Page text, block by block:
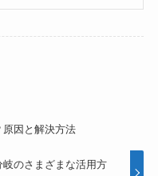
原因と解決方法
岐のさまざまな活用方